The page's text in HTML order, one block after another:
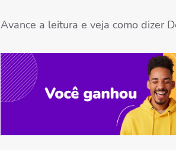
Avance a leitura e veja como dizer